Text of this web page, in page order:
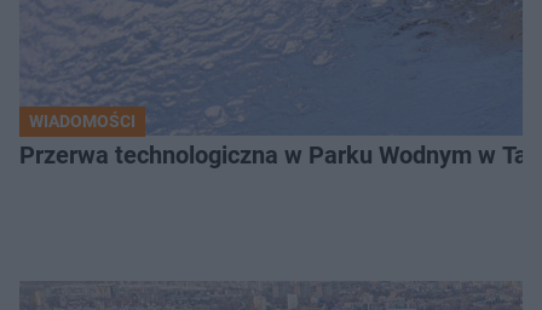
WIADOMOŚCI
Przerwa technologiczna w Parku Wodnym w